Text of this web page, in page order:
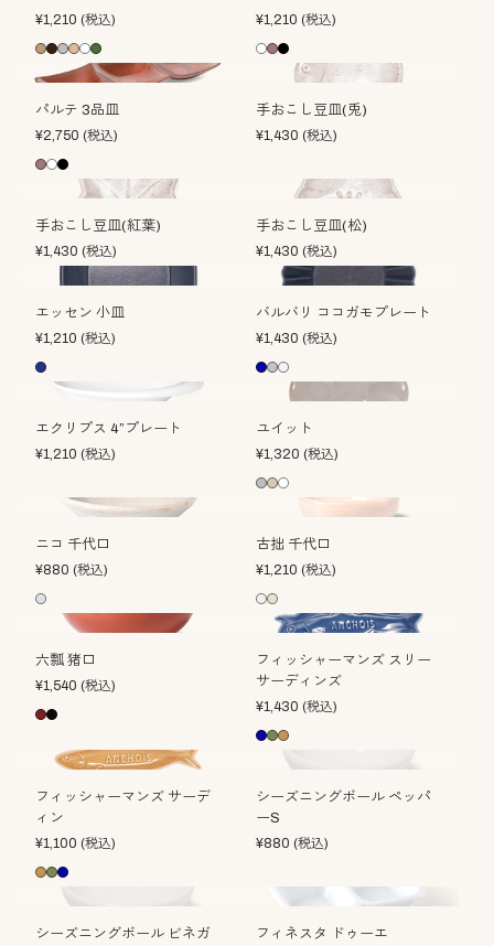
¥1,210 (税込)
¥1,210 (税込)
パルテ 3品皿
¥2,750 (税込)
手おこし豆皿(兎)
¥1,430 (税込)
手おこし豆皿(紅葉)
¥1,430 (税込)
手おこし豆皿(松)
¥1,430 (税込)
エッセン 小皿
¥1,210 (税込)
バルバリ ココガモプレート
¥1,430 (税込)
エクリプス 4”プレート
¥1,210 (税込)
ユイット
¥1,320 (税込)
ニコ 千代口
¥880 (税込)
古拙 千代口
¥1,210 (税込)
六瓢 猪口
¥1,540 (税込)
フィッシャーマンズ スリー
サーディンズ
¥1,430 (税込)
フィッシャーマンズ サーデ
ィン
¥1,100 (税込)
シーズニングボール ペッパ
ーS
¥880 (税込)
シーズニングボール ビネガ
フィネスタ ドゥーエ